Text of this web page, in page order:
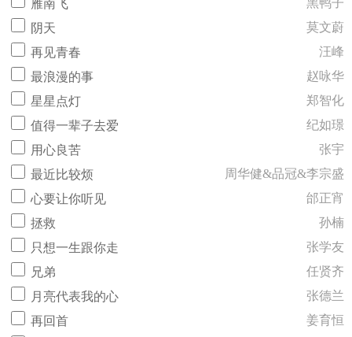
雁南飞
黑鸭子
阴天
莫文蔚
再见青春
汪峰
最浪漫的事
赵咏华
星星点灯
郑智化
值得一辈子去爱
纪如璟
用心良苦
张宇
最近比较烦
周华健&品冠&李宗盛
心要让你听见
邰正宵
拯救
孙楠
只想一生跟你走
张学友
兄弟
任贤齐
月亮代表我的心
张德兰
再回首
姜育恒